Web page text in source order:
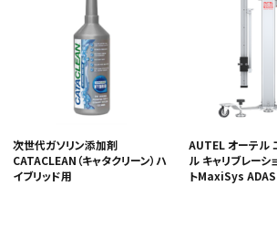
次世代ガソリン添加剤
CATACLEAN（キャタクリーン）ハ
イブリッド用
AUTEL オーテル
ル キャリブレーシ
トMaxiSys